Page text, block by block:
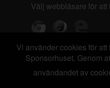
Välj webbläsare för att
Vi använder cookies för
Sponsorhuset. Genom
användandet av